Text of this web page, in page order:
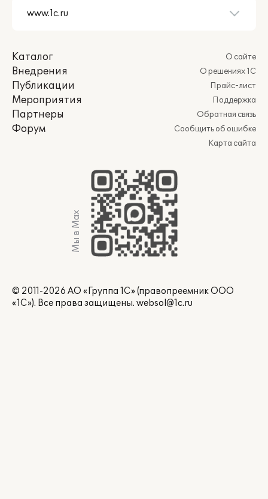
Каталог
Внедрения
Публикации
Мероприятия
Партнеры
Форум
О сайте
О решениях 1С
Прайс-лист
Поддержка
Обратная связь
Сообщить об ошибке
Карта сайта
Мы в Max
© 2011-2026 АО «Группа 1С» (правопреемник ООО
«1С»). Все права защищены. websol@1c.ru